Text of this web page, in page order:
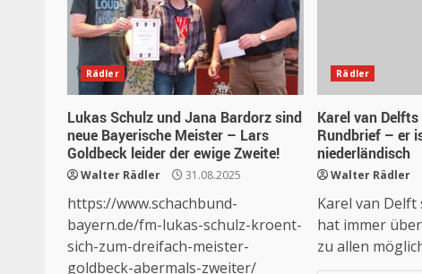
Rädler
Lukas Schulz und Jana Bardorz sind
neue Bayerische Meister – Lars
Goldbeck leider der ewige Zweite!
Walter Rädler 31.08.2025
https://www.schachbund-
bayern.de/fm-lukas-schulz-kroent-
sich-zum-dreifach-meister-
goldbeck-abermals-zweiter/
Rädler
Karel van
Rundbrief – er
niederländisch
Walter Rädler
Karel van Delft
hat immer
zu allen